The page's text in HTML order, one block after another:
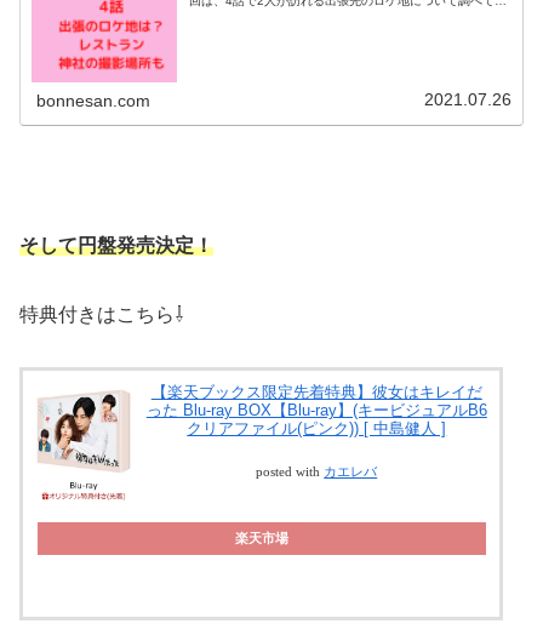
bonnesan.com 2021.07.26
そして円盤発売決定！
特典付きはこちら⇩
【楽天ブックス限定先着特典】彼女はキレイだ
った Blu-ray BOX【Blu-ray】(キービジュアルB6
クリアファイル(ピンク)) [ 中島健人 ]
posted with カエレバ
楽天市場